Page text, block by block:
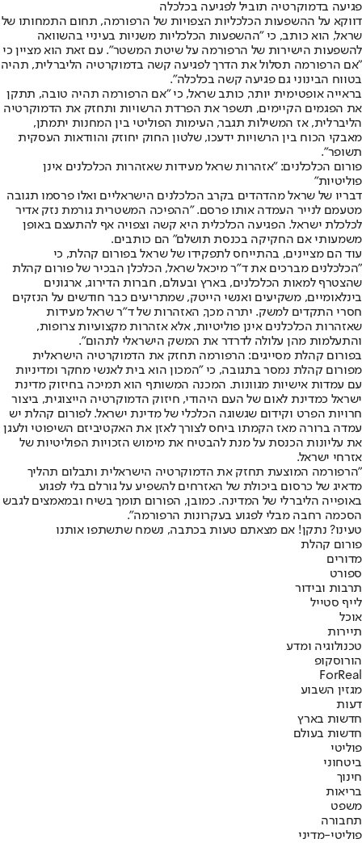
פגיעה בדמוקרטיה תוביל לפגיעה בכלכלה
דווקא על ההשפעות הכלכליות הצפויות של הרפורמה, תחום התמחותו של
שראל, הוא כותב, כי "ההשפעות הכלכליות משניות בעיניי בהשוואה
להשפעות הישירות של הרפורמה על שיטת המשטר". עם זאת הוא מציין כי
"אם הרפורמה תסלול את הדרך לפגיעה קשה בדמוקרטיה הליברלית, תהיה
בטווח הבינוני גם פגיעה קשה בכלכלה".
בראייה אופטימית יותר, כותב שראל, כי "אם הרפורמה תהיה טובה, תתקן
את הפגמים הקיימים, תשפר את הפרדת הרשויות ותחזק את הדמוקרטיה
הליברלית, אז המשילות תגבר, העימות הפוליטי בין המחנות יתמתן,
מאבקי הכוח בין הרשויות ידעכו, שלטון החוק יחוזק והוודאות העסקית
תשופר".
פורום הכלכלנים: "אזהרות שראל מעידות שאזהרות הכלכלנים אינן
פוליטיות"
דבריו של שראל מהדהדים בקרב הכלכלנים הישראליים ואלו פרסמו תגובה
מטעמם לנייר העמדה אותו פרסם. "ההפיכה המשטרית גורמת נזק אדיר
לכלכלת ישראל. הפגיעה הכלכלית היא קשה וצפויה אף להתעצם באופן
משמעותי אם החקיקה בכנסת תושלם" הם כותבים.
עוד הם מציינים, בהתייחס לתפקידו של שראל בפורום קהלת, כי
"הכלכלנים מברכים את ד"ר מיכאל שראל, הכלכלן הבכיר של פורום קהלת
שהצטרף למאות הכלכלנים, בארץ ובעולם, חברות הדירוג, ארגונים
בינלאומיים, משקיעים ואנשי הייטק, שמתריעים כבר חודשים על הנזקים
חסרי התקדים למשק. יתרה מכך, האזהרות של ד"ר שראל מעידות
שאזהרות הכלכלנים אינן פוליטיות, אלא אזהרות מקצועיות צרופות,
והתעלמות מהן עלולה לדרדר את המשק הישראלי לתהום".
בפורום קהלת מסייגים: הרפורמה תחזק את הדמוקרטיה הישראלית
מפורום קהלת נמסר בתגובה, כי "המכון הוא בית לאנשי מחקר ומדיניות
עם עמדות אישיות מגוונות. המכנה המשותף הוא תמיכה בחיזוק מדינת
ישראל כמדינת לאום של העם היהודי, חיזוק הדמוקרטיה הייצוגית, ביצור
חרויות הפרט וקידום שגשוגה הכלכלי של מדינת ישראל. לפורום קהלת יש
עמדה ברורה מאז הקמתו ביחס לצורך לאזן את האקטיביזם השיפוטי ולעגן
את עליונות הכנסת על מנת להבטיח את מימוש הזכויות הפוליטיות של
אזרחי ישראל.
"הרפורמה המוצעת תחזק את הדמוקרטיה הישראלית ותבלום תהליך
מדאיג של כרסום ביכולת של האזרחים להשפיע על גורלם בלי לפגוע
באופייה הליברלי של המדינה. כמובן, הפורום תומך בשיח ובמאמצים לגבש
הסכמה רחבה מבלי לפגוע בעקרונות הרפורמה".
טעינו? נתקן! אם מצאתם טעות בכתבה, נשמח שתשתפו אותנו
פורום קהלת
מדורים
ספורט
תרבות ובידור
לייף סטייל
אוכל
תיירות
טכנולוגיה ומדע
הורוסקופ
ForReal
מגזין השבוע
דעות
חדשות בארץ
חדשות בעולם
פוליטי
ביטחוני
חינוך
בריאות
משפט
תחבורה
פוליטי-מדיני